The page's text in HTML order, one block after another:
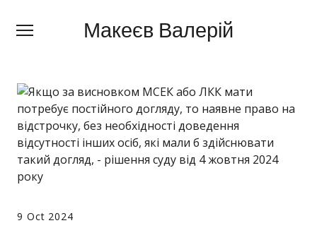
Макеєв Валерій
Макеєв Валерій
Про мене
Сфери діяльності
Правила
9 Oct 2024